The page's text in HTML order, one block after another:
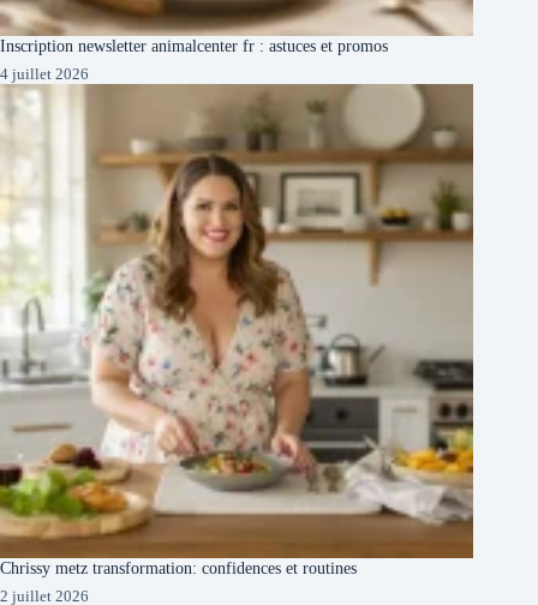
Inscription newsletter animalcenter fr : astuces et promos
4 juillet 2026
Chrissy metz transformation: confidences et routines
2 juillet 2026